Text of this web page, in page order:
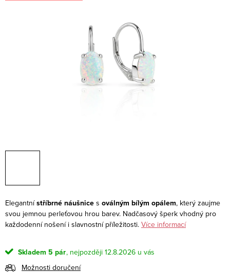
Elegantnístříbrné náušnice s oválným bílým opálem, který zaujme
svou jemnou perleťovou hrou barev. Nadčasový šperk vhodný pro
každodenní nošení i slavnostní příležitosti. Více informací
Skladem 5 pár
12.8.2026
Možnosti doručení